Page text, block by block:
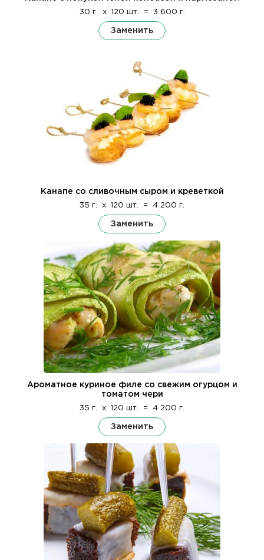
30 г. x 120 шт. = 3 600 г.
Заменить
Канапе со сливочным сыром и креветкой
35 г. x 120 шт. = 4 200 г.
Заменить
Ароматное куриное филе со свежим огурцом и
томатом чери
35 г. x 120 шт. = 4 200 г.
Заменить